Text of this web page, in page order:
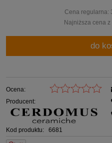
Cena regularna:
Najniższa cena
do
Ocena:
Producent:
Kod produktu: 6681